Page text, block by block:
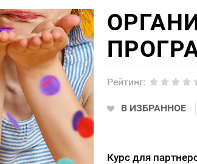
Рейтинг:
В ИЗБРАННОЕ
Курс для